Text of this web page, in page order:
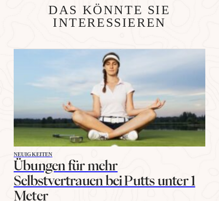
DAS KÖNNTE SIE
INTERESSIEREN
NEUIGKEITEN
Übungen für mehr
Selbstvertrauen bei Putts unter 1
Meter